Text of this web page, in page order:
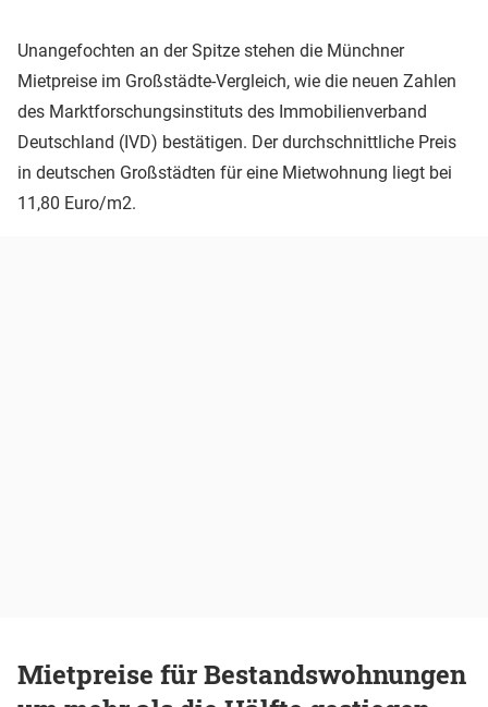
Unangefochten an der Spitze stehen die Münchner
Mietpreise im Großstädte-Vergleich, wie die neuen Zahlen
des Marktforschungsinstituts des Immobilienverband
Deutschland (IVD) bestätigen. Der durchschnittliche Preis
in deutschen Großstädten für eine Mietwohnung liegt bei
11,80 Euro/m2.
Mietpreise für Bestandswohnungen